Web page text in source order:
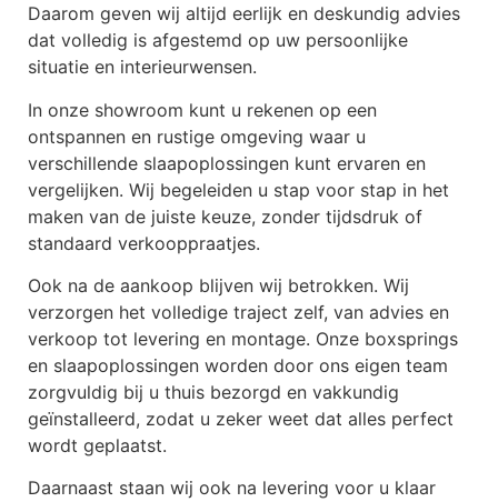
Daarom geven wij altijd eerlijk en deskundig advies
dat volledig is afgestemd op uw persoonlijke
situatie en interieurwensen.
In onze showroom kunt u rekenen op een
ontspannen en rustige omgeving waar u
verschillende slaapoplossingen kunt ervaren en
vergelijken. Wij begeleiden u stap voor stap in het
maken van de juiste keuze, zonder tijdsdruk of
standaard verkooppraatjes.
Ook na de aankoop blijven wij betrokken. Wij
verzorgen het volledige traject zelf, van advies en
verkoop tot levering en montage. Onze boxsprings
en slaapoplossingen worden door ons eigen team
zorgvuldig bij u thuis bezorgd en vakkundig
geïnstalleerd, zodat u zeker weet dat alles perfect
wordt geplaatst.
Daarnaast staan wij ook na levering voor u klaar